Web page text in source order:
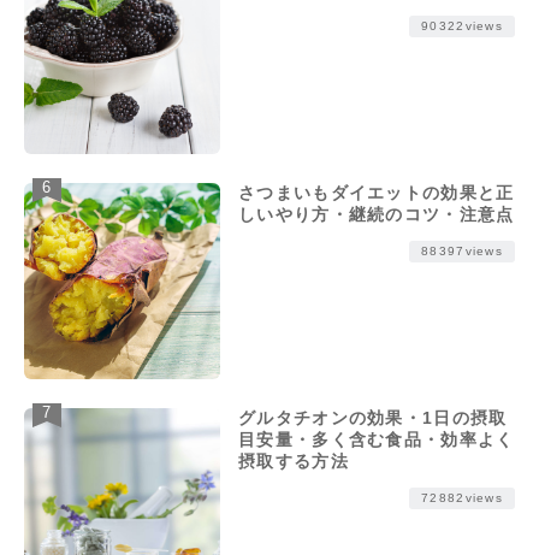
90322views
さつまいもダイエットの効果と正
しいやり方・継続のコツ・注意点
88397views
グルタチオンの効果・1日の摂取
目安量・多く含む食品・効率よく
摂取する方法
72882views